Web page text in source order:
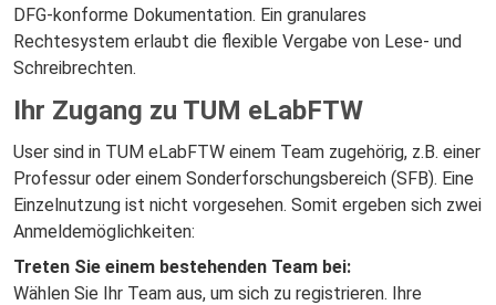
DFG-konforme Dokumentation. Ein granulares
Rechtesystem erlaubt die flexible Vergabe von Lese- und
Schreibrechten.
Ihr Zugang zu TUM eLabFTW
User sind in TUM eLabFTW einem Team zugehörig, z.B. einer
Professur oder einem Sonderforschungsbereich (SFB). Eine
Einzelnutzung ist nicht vorgesehen. Somit ergeben sich zwei
Anmeldemöglichkeiten:
Treten Sie einem bestehenden Team bei:
Wählen Sie Ihr Team aus, um sich zu registrieren. Ihre